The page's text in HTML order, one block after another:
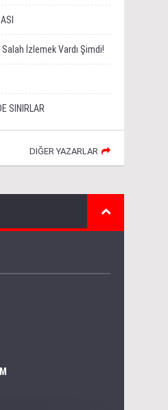
İzlemek Vardı Şimdi!
SINIRLAR
DIĞER YAZARLAR